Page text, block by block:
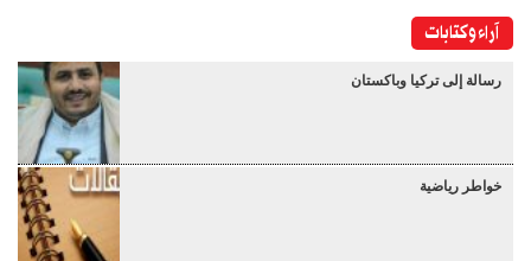
آراء وكتابات
رسالة إلى تركيا وباكستان
خواطر رياضية